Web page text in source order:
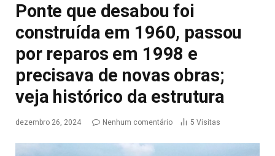
Ponte que desabou foi
construída em 1960, passou
por reparos em 1998 e
precisava de novas obras;
veja histórico da estrutura
dezembro 26, 2024 Nenhum comentário 5 Visitas